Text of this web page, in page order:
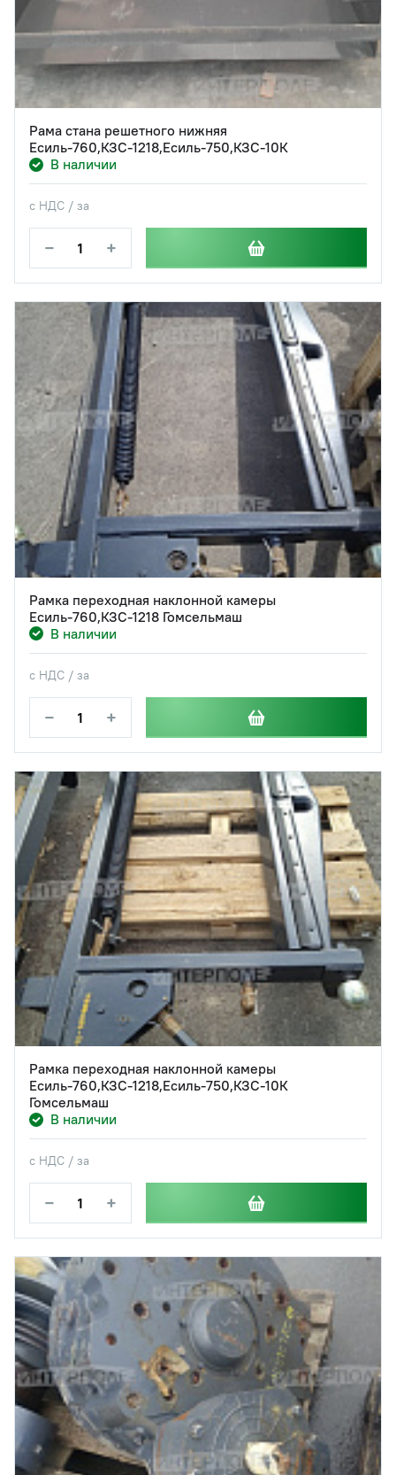
Рама стана решетного нижняя
Есиль-760,КЗС-1218,Есиль-750,КЗС-10К
В наличии
с НДС / за
− +
Рамка переходная наклонной камеры
Есиль-760,КЗС-1218 Гомсельмаш
В наличии
с НДС / за
− +
Рамка переходная наклонной камеры
Есиль-760,КЗС-1218,Есиль-750,КЗС-10К
Гомсельмаш
В наличии
с НДС / за
− +